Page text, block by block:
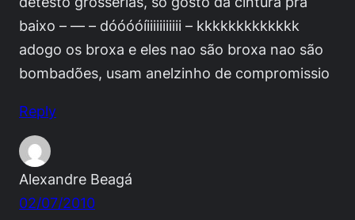
baixo – — – dóóóóíiiiiiiiiiii – kkkkkkkkkkkkk
adogo os broxa e eles nao são broxa nao são
bombadões, usam anelzinho de compromissio
Reply
Alexandre Beagá
02/07/2010